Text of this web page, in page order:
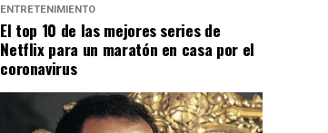
ENTRETENIMIENTO
El top 10 de las mejores series de
Netflix para un maratón en casa por el
coronavirus